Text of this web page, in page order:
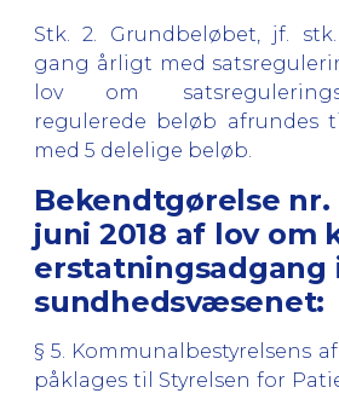
Stk. 2. Grundbeløbet, jf.
gang årligt med
lov om
regulerede beløb afrundes
med 5 delelige beløb.
Bekendtgørelse nr.
juni 2018 af lov om
erstatningsadgang
sundhedsvæsenet:
§ 5. Kommunalbestyrelsens
påklages til Styrelsen for